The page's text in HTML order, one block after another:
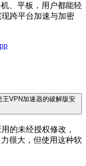
、平板，用户都能轻
跨平台加速与加密
VPN加速器的破解版安
的未经授权修改，
很大，但使用这种软